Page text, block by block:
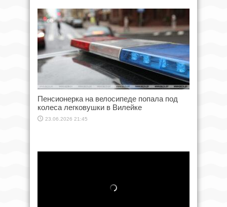
Пенсионерка на велосипеде попала под
колеса легковушки в Вилейке
23.06.2026 21:45